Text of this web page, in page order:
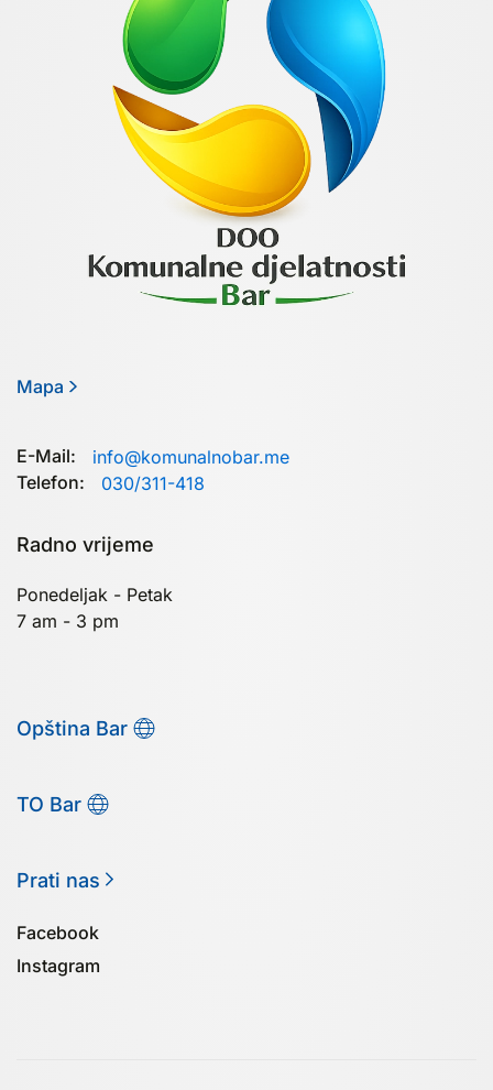
Mapa
E-Mail:
info@komunalnobar.me
Telefon:
030/311-418
Radno vrijeme
Ponedeljak - Petak
7 am - 3 pm
Opština Bar
TO Bar
Prati nas
Facebook
Instagram